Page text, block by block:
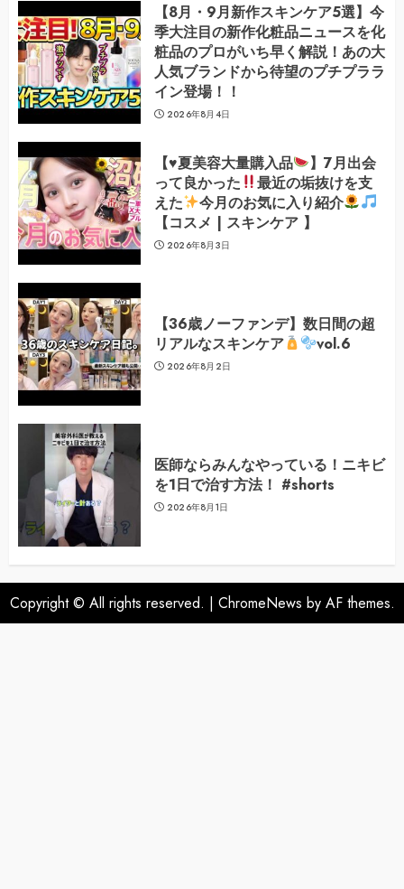
【8月・9月新作スキンケア5選】今
季大注目の新作化粧品ニュースを化
粧品のプロがいち早く解説！あの大
人気ブランドから待望のプチプララ
イン登場！！
2026年8月4日
【♥️夏美容大量購入品
】7月出会
って良かった
最近の垢抜けを支
えた
今月のお気に入り紹介
【コスメ | スキンケア 】
2026年8月3日
【36歳ノーファンデ】数日間の超
リアルなスキンケア
vol.6
2026年8月2日
医師ならみんなやっている！ニキビ
を1日で治す方法！ #shorts
2026年8月1日
Copyright © All rights reserved. | ChromeNews by AF themes.